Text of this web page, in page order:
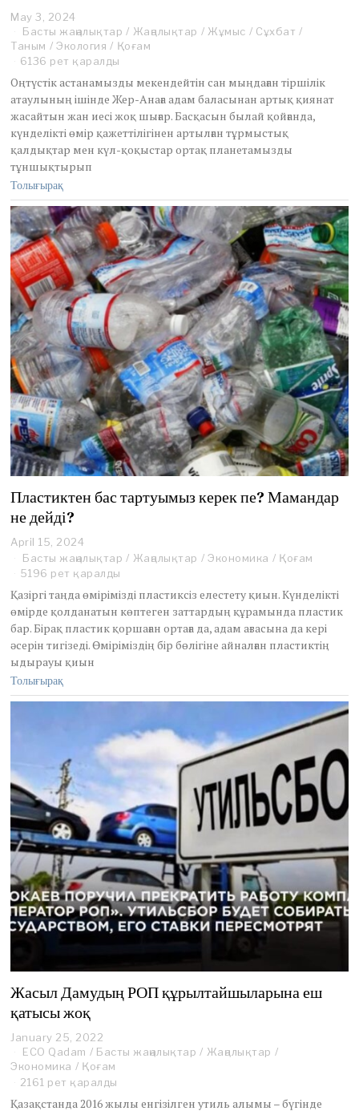
May 3, 2024
a
y
5
2
0
2
4
Басты жаңалықтар / Жаңалықтар / Жұмыс / Сұхбат /
Таным / Экология / Қоғам
6136 рет қаралды
Оңтүстік астанамызды мекендейтін сан мыңдаған тіршілік
атаулының ішінде Жер-Анаға адам баласынан артық қиянат
жасайтын жан иесі жоқ шығар. Басқасын былай қойғанда,
күнделікті өмір қажеттілігінен артылған тұрмыстық
қалдықтар мен күл-қоқыстар ортақ планетамызды
тұншықтырып
Толығырақ
Пластиктен бас тартуымыз керек пе? Мамандар
не дейді?
April 15, 2024
Басты жаңалықтар / Жаңалықтар / Экономика / Қоғам
5196 рет қаралды
Қазіргі таңда өмірімізді пластиксіз елестету қиын. Күнделікті
өмірде қолданатын көптеген заттардың құрамында пластик
бар. Бірақ пластик қоршаған ортаға да, адам ағзасына да кері
әсерін тигізеді. Өміріміздің бір бөлігіне айналған пластиктің
ыдырауы қиын
Толығырақ
Жасыл Дамудың РОП құрылтайшыларына еш
қатысы жоқ
January 25, 2022
o
v
e
b
ECO Qadam / Басты жаңалықтар / Жаңалықтар /
Экономика / Қоғам
2161 рет қаралды
Қазақстанда 2016 жылы енгізілген утиль алымы – бүгінде